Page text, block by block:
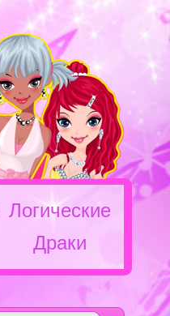
Логические
Драки